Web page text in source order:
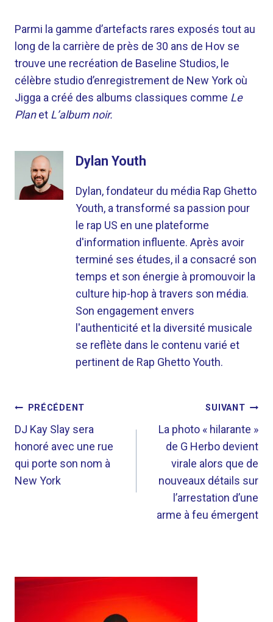
Parmi la gamme d’artefacts rares exposés tout au
long de la carrière de près de 30 ans de Hov se
trouve une recréation de Baseline Studios, le
célèbre studio d’enregistrement de New York où
Jigga a créé des albums classiques comme Le
Planet L’album noir.
Dylan Youth
Dylan, fondateur du média Rap Ghetto
Youth, a transformé sa passion pour
le rap US en une plateforme
d'information influente. Après avoir
terminé ses études, il a consacré son
temps et son énergie à promouvoir la
culture hip-hop à travers son média.
Son engagement envers
l'authenticité et la diversité musicale
se reflète dans le contenu varié et
pertinent de Rap Ghetto Youth.
NAVIGATION
DE
L’ARTICLE
PRÉCÉDENT
DJ Kay Slay sera
honoré avec une rue
qui porte son nom à
New York
SUIVANT
La photo « hilarante »
de G Herbo devient
virale alors que de
nouveaux détails sur
l’arrestation d’une
arme à feu émergent